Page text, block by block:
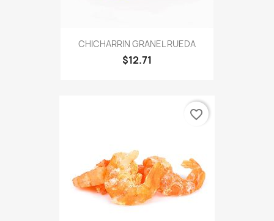
CHICHARRIN GRANEL RUEDA
$12.71
favorite_border